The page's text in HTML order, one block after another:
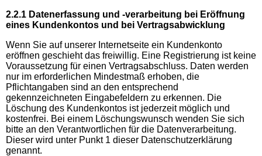
2.2.1 Datenerfassung und -verarbeitung bei Eröffnung
eines Kundenkontos und bei Vertragsabwicklung
Wenn Sie auf unserer Internetseite ein Kundenkonto
eröffnen geschieht das freiwillig. Eine Registrierung ist keine
Voraussetzung für einen Vertragsabschluss. Daten werden
nur im erforderlichen Mindestmaß erhoben, die
Pflichtangaben sind an den entsprechend
gekennzeichneten Eingabefeldern zu erkennen. Die
Löschung des Kundenkontos ist jederzeit möglich und
kostenfrei. Bei einem Löschungswunsch wenden Sie sich
bitte an den Verantwortlichen für die Datenverarbeitung.
Dieser wird unter Punkt 1 dieser Datenschutzerklärung
genannt.